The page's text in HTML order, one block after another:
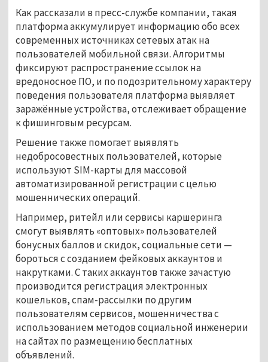
Как рассказали в пресс-службе компании, такая
платформа аккумулирует информацию обо всех
современных источниках сетевых атак на
пользователей мобильной связи. Алгоритмы
фиксируют распространение ссылок на
вредоносное ПО, и по подозрительному характеру
поведения пользователя платформа выявляет
заражённые устройства, отслеживает обращение
к фишинговым ресурсам.
Решение также помогает выявлять
недобросовестных пользователей, которые
используют SIM-карты для массовой
автоматизированной регистрации с целью
мошеннических операций.
Например, ритейл или сервисы каршеринга
смогут выявлять «оптовых» пользователей
бонусных баллов и скидок, социальные сети —
бороться с созданием фейковых аккаунтов и
накрутками. С таких аккаунтов также зачастую
производится регистрация электронных
кошельков, спам-рассылки по другим
пользователям сервисов, мошенничества с
использованием методов социальной инженерии
на сайтах по размещению бесплатных
объявлений.